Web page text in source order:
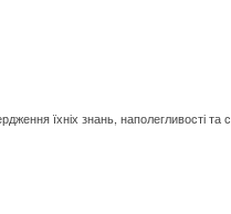
їхніх знань, наполегливості та